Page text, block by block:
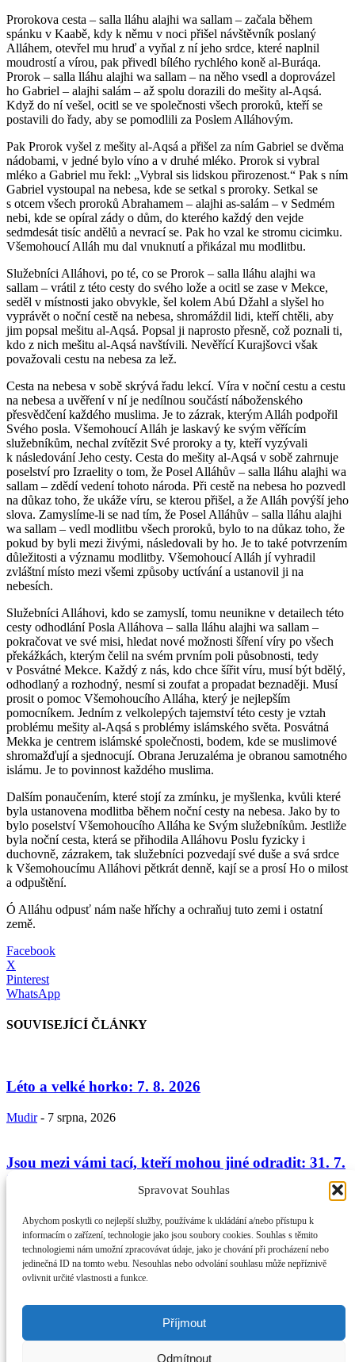
Spravovat Souhlas
Abychom poskytli co nejlepší služby, používáme k ukládání a/nebo přístupu k
informacím o zařízení, technologie jako jsou soubory cookies. Souhlas s těmito
technologiemi nám umožní zpracovávat údaje, jako je chování při procházení nebo
jedinečná ID na tomto webu. Nesouhlas nebo odvolání souhlasu může nepříznivě
ovlivnit určité vlastnosti a funkce.
Příjmout
Odmítnout
Prorokova cesta – salla lláhu alajhi wa sallam – začala během
spánku v Kaabě, kdy k němu v noci přišel návštěvník poslaný
Alláhem, otevřel mu hruď a vyňal z ní jeho srdce, které naplnil
moudrostí a vírou, pak přivedl bílého rychlého koně al-Buráqa.
Prorok – salla lláhu alajhi wa sallam – na něho vsedl a doprovázel
ho Gabriel – alajhi salám – až spolu dorazili do mešity al-Aqsá.
Když do ní vešel, ocitl se ve společnosti všech proroků, kteří se
postavili do řady, aby se pomodlili za Poslem Alláhovým.
Pak Prorok vyšel z mešity al-Aqsá a přišel za ním Gabriel se dvěma
nádobami, v jedné bylo víno a v druhé mléko. Prorok si vybral
mléko a Gabriel mu řekl: „Vybral sis lidskou přirozenost.“ Pak s ním
Gabriel vystoupal na nebesa, kde se setkal s proroky. Setkal se
s otcem všech proroků Abrahamem – alajhi as-salám – v Sedmém
nebi, kde se opíral zády o dům, do kterého každý den vejde
sedmdesát tisíc andělů a nevrací se. Pak ho vzal ke stromu cicimku.
Všemohoucí Alláh mu dal vnuknutí a přikázal mu modlitbu.
Služebníci Alláhovi, po té, co se Prorok – salla lláhu alajhi wa
sallam – vrátil z této cesty do svého lože a ocitl se zase v Mekce,
seděl v místnosti jako obvykle, šel kolem Abú Džahl a slyšel ho
vyprávět o noční cestě na nebesa, shromáždil lidi, kteří chtěli, aby
jim popsal mešitu al-Aqsá. Popsal ji naprosto přesně, což poznali ti,
kdo z nich mešitu al-Aqsá navštívili. Nevěřící Kurajšovci však
považovali cestu na nebesa za lež.
Cesta na nebesa v sobě skrývá řadu lekcí. Víra v noční cestu a cestu
na nebesa a uvěření v ní je nedílnou součástí náboženského
přesvědčení každého muslima. Je to zázrak, kterým Alláh podpořil
Svého posla. Všemohoucí Alláh je laskavý ke svým věřícím
služebníkům, nechal zvítězit Své proroky a ty, kteří vyzývali
k následování Jeho cesty. Cesta do mešity al-Aqsá v sobě zahrnuje
poselství pro Izraelity o tom, že Posel Alláhův – salla lláhu alajhi wa
sallam – zdědí vedení tohoto národa. Při cestě na nebesa ho pozvedl
na důkaz toho, že ukáže víru, se kterou přišel, a že Alláh povýší jeho
slova. Zamyslíme-li se nad tím, že Posel Alláhův – salla lláhu alajhi
wa sallam – vedl modlitbu všech proroků, bylo to na důkaz toho, že
pokud by byli mezi živými, následovali by ho. Je to také potvrzením
důležitosti a významu modlitby. Všemohoucí Alláh jí vyhradil
zvláštní místo mezi všemi způsoby uctívání a ustanovil ji na
nebesích.
Služebníci Alláhovi, kdo se zamyslí, tomu neunikne v detailech této
cesty odhodlání Posla Alláhova – salla lláhu alajhi wa sallam –
pokračovat ve své misi, hledat nové možnosti šíření víry po všech
překážkách, kterým čelil na svém prvním poli působnosti, tedy
v Posvátné Mekce. Každý z nás, kdo chce šířit víru, musí být bdělý,
odhodlaný a rozhodný, nesmí si zoufat a propadat beznaději. Musí
prosit o pomoc Všemohoucího Alláha, který je nejlepším
pomocníkem. Jedním z velkolepých tajemství této cesty je vztah
problému mešity al-Aqsá s problémy islámského světa. Posvátná
Mekka je centrem islámské společnosti, bodem, kde se muslimové
shromažďují a sjednocují. Obrana Jeruzaléma je obranou samotného
islámu. Je to povinnost každého muslima.
Dalším ponaučením, které stojí za zmínku, je myšlenka, kvůli které
byla ustanovena modlitba během noční cesty na nebesa. Jako by to
bylo poselství Všemohoucího Alláha ke Svým služebníkům. Jestliže
byla noční cesta, která se přihodila Alláhovu Poslu fyzicky i
duchovně, zázrakem, tak služebníci pozvedají své duše a svá srdce
k Všemohoucímu Alláhovi pětkrát denně, kají se a prosí Ho o milost
a odpuštění.
Ó Alláhu odpusť nám naše hříchy a ochraňuj tuto zemi i ostatní
země.
Facebook
X
Pinterest
WhatsApp
SOUVISEJÍCÍ ČLÁNKY
Léto a velké horko: 7. 8. 2026
Mudir - 7 srpna, 2026
Jsou mezi vámi tací, kteří mohou jiné odradit: 31. 7.
2026
Umění jednat s lidmi II. – přiznání chyby – morálka
věřícího a...
Mudir - 24 července, 2026